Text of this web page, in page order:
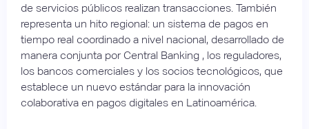
de servicios públicos realizan transacciones. También
representa un hito regional: un sistema de pagos en
tiempo real coordinado a nivel nacional, desarrollado de
manera conjunta por Central Banking , los reguladores,
los bancos comerciales y los socios tecnológicos, que
establece un nuevo estándar para la innovación
colaborativa en pagos digitales en Latinoamérica.